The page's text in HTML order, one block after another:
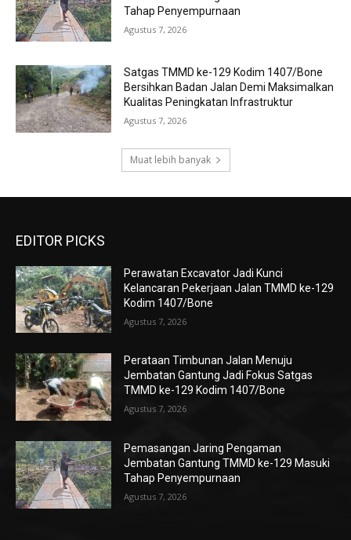
Tahap Penyempurnaan
Agustus 7, 2026
Satgas TMMD ke-129 Kodim 1407/Bone
Bersihkan Badan Jalan Demi Maksimalkan
Kualitas Peningkatan Infrastruktur
Agustus 7, 2026
Muat lebih banyak
EDITOR PICKS
Perawatan Excavator Jadi Kunci
Kelancaran Pekerjaan Jalan TMMD ke-129
Kodim 1407/Bone
Agustus 7, 2026
Perataan Timbunan Jalan Menuju
Jembatan Gantung Jadi Fokus Satgas
TMMD ke-129 Kodim 1407/Bone
Agustus 7, 2026
Pemasangan Jaring Pengaman
Jembatan Gantung TMMD ke-129 Masuki
Tahap Penyempurnaan
Agustus 7, 2026